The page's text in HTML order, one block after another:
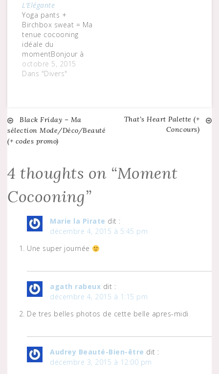
L’Elégante
Yoga pants +
Birchbox sweat = Ma
tenue cocooning
idéale du
momentBonjour à
toutes, en ce lundi
(une fois n'est pas
simple et hyper
confort à base d'un
pantalon de yoga
octobre 5, 2015
Dans "Divers"
Navigation
de
l’article
Black Friday – Ma
sélection Mode/Déco/Beauté
(+ codes promo)
That’s Heart Palette (+
Concours)
4 thoughts on “Moment
Cocooning”
Marie la Pirate dit :
décembre 4, 2015 à 5:45 pm
Une super journée
agath rabeux dit :
décembre 4, 2015 à 1:15 pm
De tres belles photos de cette belle apres-midi
Audrey Beauté-Bien-être dit :
décembre 3, 2015 à 12:00 pm